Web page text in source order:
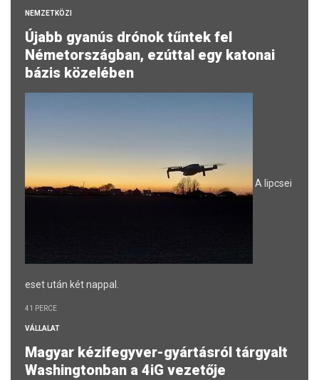
NEMZETKÖZI
Újabb gyanús drónok tűntek fel
Németországban, ezúttal egy katonai
bázis közelében
A lipcsei
eset után két nappal.
41 PERCE
VÁLLALAT
Magyar kézifegyver-gyártásról tárgyalt
Washingtonban a 4iG vezetője